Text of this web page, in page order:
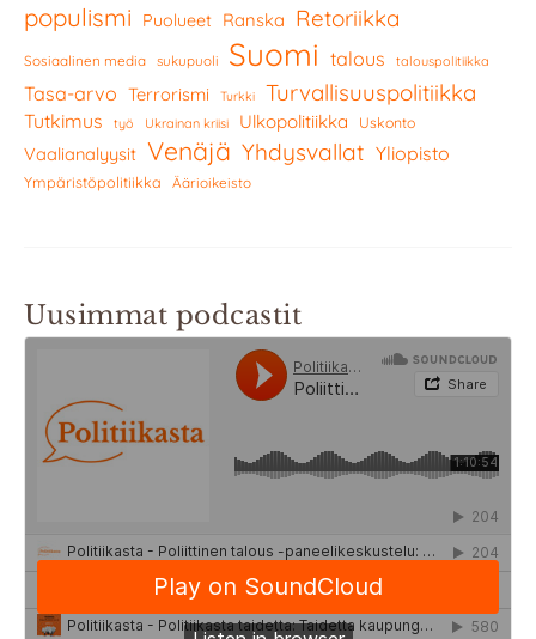
populismi Puolueet Ranska Retoriikka
Sosiaalinen media sukupuoli Suomi talous talouspolitiikka
Tasa-arvo Terrorismi Turkki Turvallisuuspolitiikka
Tutkimus työ Ukrainan kriisi Ulkopolitiikka Uskonto
Vaalianalyysit Venäjä Yhdysvallat Yliopisto
Ympäristöpolitiikka Äärioikeisto
Uusimmat podcastit